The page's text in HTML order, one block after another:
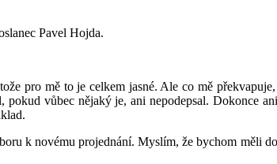
Pavel Hojda.
pro mě to je celkem jasné. Ale co mě
vůbec nějaký je, ani nepodepsal. Dokonce
k novému projednání. Myslím, že bychom měli